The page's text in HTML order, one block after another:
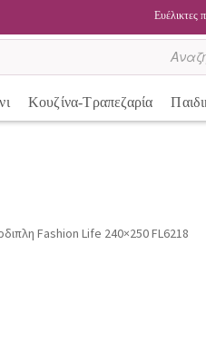
Ευέλικτες
Κουζίνα-Τραπεζαρία
Fashion Life 240×250 FL6218